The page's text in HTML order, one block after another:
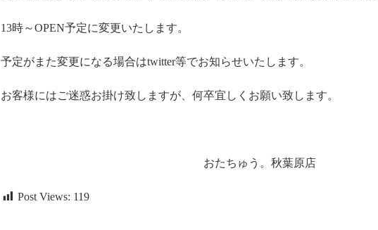
13時～OPEN予定に変更いたします。
予定がまた変更になる場合はtwitter等でお知らせいたします。
お客様にはご迷惑お掛け致しますが、何卒宜しくお願い致します。
おたちゅう。秋葉原店
Post Views: 119